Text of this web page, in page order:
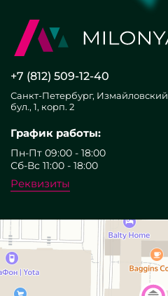
+7 (812) 509-12-40
Санкт-Петербург, Измайловский
бул., 1, корп. 2
График работы:
Пн-Пт 09:00 - 18:00
Сб-Вс 11:00 - 18:00
Реквизиты